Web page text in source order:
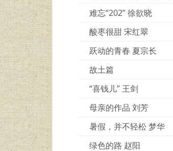
难忘“202” 徐欲晓
酸枣很甜 宋红翠
跃动的青春 夏宗长
故土篇
“喜钱儿” 王剑
母亲的作品 刘芳
暑假，并不轻松 梦华
绿色的路 赵阳